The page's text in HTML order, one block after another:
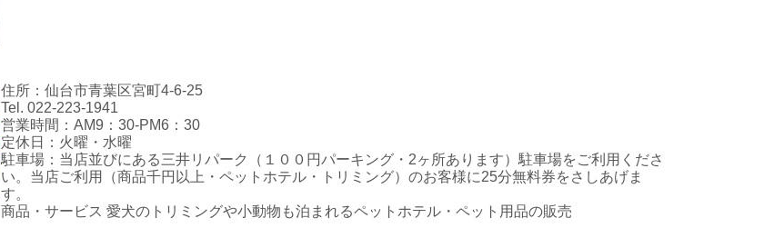
住所：仙台市青葉区宮町4-6-25
Tel. 022-223-1941
営業時間：AM9：30-PM6：30
定休日：火曜・水曜
駐車場：当店並びにある三井リパーク（１００円パーキング・2ヶ所あります）駐車場をご利用くださ
い。当店ご利用（商品千円以上・ペットホテル・トリミング）のお客様に25分無料券をさしあげま
す。
商品・サービス 愛犬のトリミングや小動物も泊まれるペットホテル・ペット用品の販売